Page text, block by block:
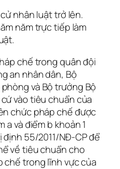
nhân luật trở lên.
năm trực tiếp làm
chế trong quân đội
an nhân dân, Bộ
và Bộ trưởng Bộ
vào tiêu chuẩn của
chức pháp chế được
a và điểm b khoản 1
định 55/2011/NĐ-CP để
về tiêu chuẩn cho
chế trong lĩnh vực của